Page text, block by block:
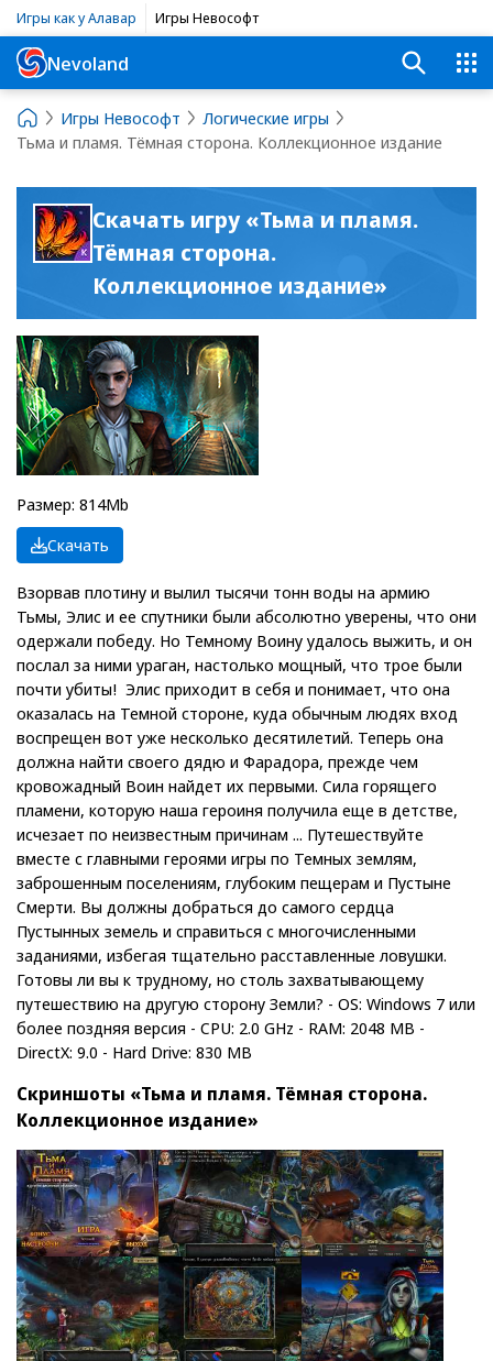
Игры как у Алавар Игры Невософт
Nevoland
Игры Невософт
Логические игры
Тьма и пламя. Тёмная сторона. Коллекционное издание
Скачать игру «Тьма и пламя.
Тёмная сторона.
Коллекционное издание»
Размер: 814Mb
Скачать
Взорвав плотину и вылил тысячи тонн воды на армию
Тьмы, Элис и ее спутники были абсолютно уверены, что они
одержали победу. Но Темному Воину удалось выжить, и он
послал за ними ураган, настолько мощный, что трое были
почти убиты! Элис приходит в себя и понимает, что она
оказалась на Темной стороне, куда обычным людях вход
воспрещен вот уже несколько десятилетий. Теперь она
должна найти своего дядю и Фарадора, прежде чем
кровожадный Воин найдет их первыми. Сила горящего
пламени, которую наша героиня получила еще в детстве,
исчезает по неизвестным причинам ... Путешествуйте
вместе с главными героями игры по Темных землям,
заброшенным поселениям, глубоким пещерам и Пустыне
Смерти. Вы должны добраться до самого сердца
Пустынных земель и справиться с многочисленными
заданиями, избегая тщательно расставленные ловушки.
Готовы ли вы к трудному, но столь захватывающему
путешествию на другую сторону Земли? - OS: Windows 7 или
более поздняя версия - CPU: 2.0 GHz - RAM: 2048 MB -
DirectX: 9.0 - Hard Drive: 830 MB
Скриншоты «Тьма и пламя. Тёмная сторона.
Коллекционное издание»